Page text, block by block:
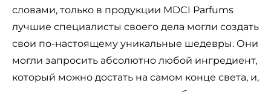
словами, только в продукции MDCI Parfums
лучшие специалисты своего дела могли создать
свои по-настоящему уникальные шедевры. Они
могли запросить абсолютно любой ингредиент,
который можно достать на самом конце света, и,